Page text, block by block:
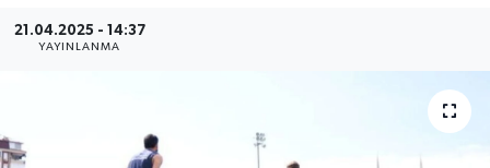
21.04.2025 - 14:37
YAYINLANMA